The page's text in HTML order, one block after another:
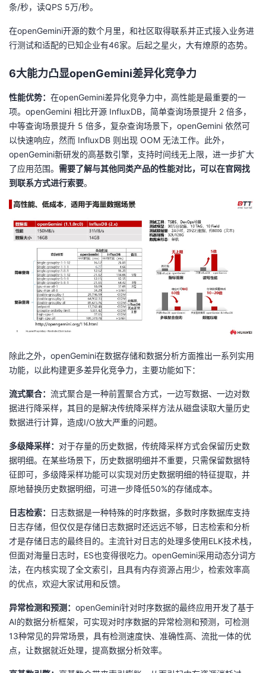
条/秒，读QPS 5万/秒。
在openGemini开源的数个月里，和社区取得联系并正式接入业务进
行测试和适配的已知企业有46家。后起之星火，大有燎原的态势。
6大能力凸显openGemini差异化竞争力
性能优势： 在openGemini差异化竞争力中，高性能是最重要的一
项。openGemini 相比开源 InfluxDB，简单查询场景提升 2 倍多，
中等查询场景提升 5 倍多，复杂查询场景下，openGemini 依然可
以快速响应，然而 InfluxDB 则出现 OOM 无法工作。此外，
openGemini新研发的高基数引擎，支持时间线无上限，进一步扩大
了应用范围。 需要了解与其他同类产品的性能对比，可以在官网找
到联系方式进行索要。
除此之外，openGemini在数据存储和数据分析方面推出一系列实用
功能，以此构建更多差异化竞争力，主要功能如下：
流式聚合： 流式聚合是一种前置聚合方式，一边写数据、一边对数
据进行降采样，其目的是解决传统降采样方法从磁盘读取大量历史
数据进行计算，造成I/O放大严重的问题。
多级降采样： 对于存量的历史数据，传统降采样方式会保留历史数
据明细。在某些场景下，历史数据明细并不重要，只需保留数据特
征即可，多级降采样功能可以实现对历史数据明细的特征提取，并
原地替换历史数据明细，可进一步降低50%的存储成本。
日志检索：
日志数据是一种特殊的时序数据，多数时序数据库支持
日志存储，但仅仅是存储日志数据时还远远不够，日志检索和分析
才是存储日志的最终目的。主流针对日志的处理多使用ELK技术栈，
但面对海量日志时，ES也变得很吃力。openGemini采用动态分词方
法，在内核实现了全文索引，且具有内存资源占用少，检索效率高
的优点，欢迎大家试用和反馈。
异常检测和预测： openGemini针对时序数据的最终应用开发了基于
AI的数据分析框架，可实现对时序数据的异常检测和预测，可检测
13种常见的异常场景，具有检测速度快、准确性高、流批一体的优
点，让数据就近处理，提高数据分析效率。